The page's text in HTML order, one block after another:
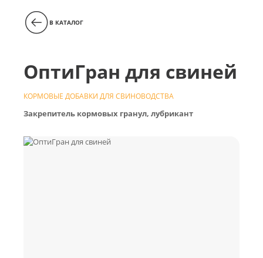
В КАТАЛОГ
ОптиГран для свиней
КОРМОВЫЕ ДОБАВКИ ДЛЯ СВИНОВОДСТВА
Закрепитель кормовых гранул, лубрикант